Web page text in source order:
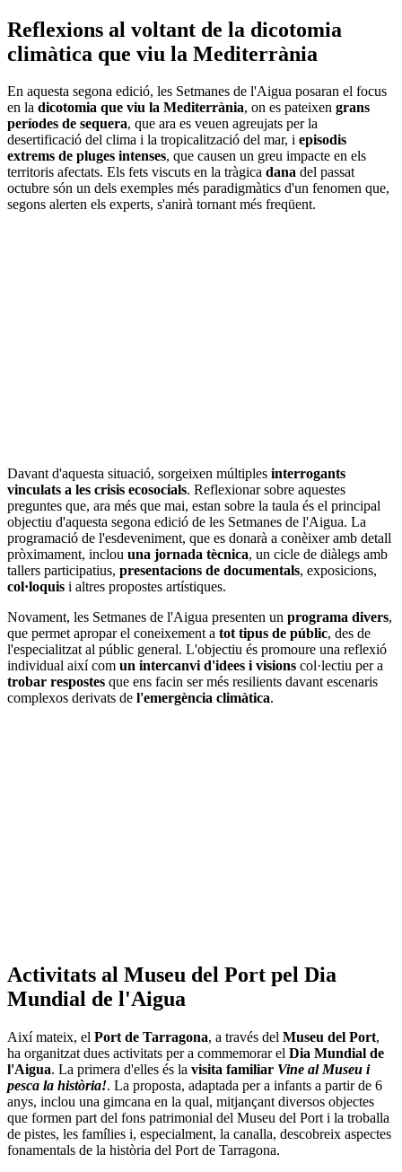
Reflexions al voltant de la dicotomia
climàtica que viu la Mediterrània
En aquesta segona edició, les Setmanes de l'Aigua posaran el focus
en la dicotomia que viu la Mediterrània, on es pateixen grans
períodes de sequera, que ara es veuen agreujats per la
desertificació del clima i la tropicalització del mar, i episodis
extrems de pluges intenses, que causen un greu impacte en els
territoris afectats. Els fets viscuts en la tràgica dana del passat
octubre són un dels exemples més paradigmàtics d'un fenomen que,
segons alerten els experts, s'anirà tornant més freqüent.
Davant d'aquesta situació, sorgeixen múltiples interrogants
vinculats a les crisis ecosocials. Reflexionar sobre aquestes
preguntes que, ara més que mai, estan sobre la taula és el principal
objectiu d'aquesta segona edició de les Setmanes de l'Aigua. La
programació de l'esdeveniment, que es donarà a conèixer amb detall
pròximament, inclou una jornada tècnica, un cicle de diàlegs amb
tallers participatius, presentacions de documentals, exposicions,
col·loquis i altres propostes artístiques.
Novament, les Setmanes de l'Aigua presenten un programa divers,
que permet apropar el coneixement a tot tipus de públic, des de
l'especialitzat al públic general. L'objectiu és promoure una reflexió
individual així com un intercanvi d'idees i visions col·lectiu per a
trobar respostes que ens facin ser més resilients davant escenaris
complexos derivats de l'emergència climàtica.
Activitats al Museu del Port pel Dia
Mundial de l'Aigua
Així mateix, el Port de Tarragona, a través del Museu del Port,
ha organitzat dues activitats per a commemorar el Dia Mundial de
l'Aigua. La primera d'elles és la visita familiar Vine al Museu i
pesca la història!. La proposta, adaptada per a infants a partir de 6
anys, inclou una gimcana en la qual, mitjançant diversos objectes
que formen part del fons patrimonial del Museu del Port i la troballa
de pistes, les famílies i, especialment, la canalla, descobreix aspectes
fonamentals de la història del Port de Tarragona.